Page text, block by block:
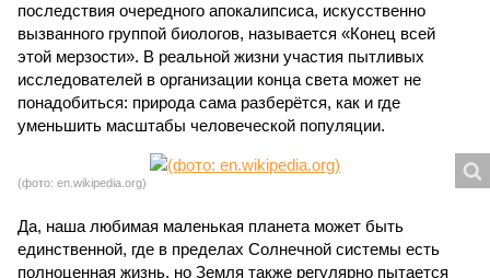
последствия очередного апокалипсиса, искусственно
вызванного группой биологов, называется «Конец всей
этой мерзости». В реальной жизни участия пытливых
исследователей в организации конца света может не
понадобиться: природа сама разберётся, как и где
уменьшить масштабы человеческой популяции.
(фото: en.wikipedia.org)
Да, наша любимая маленькая планета может быть
единственной, где в пределах Солнечной системы есть
полноценная жизнь, но Земля также регулярно пытается